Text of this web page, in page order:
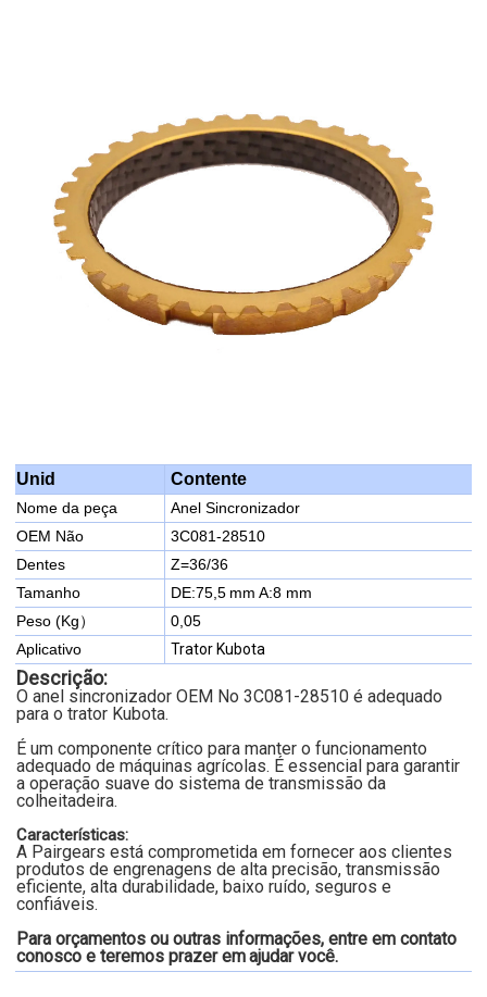
Unid Contente
Nome da peça
Anel Sincronizador
OEM Não
3C081-28510
Dentes
Z=36/36
Tamanho
DE:75,5 mm A:8 mm
Peso (Kg）
0,05
Aplicativo
Trator Kubota
Descrição:
O anel sincronizador OEM No 3C081-28510 é adequado
para o trator Kubota.
É um componente crítico para manter o funcionamento
adequado de máquinas agrícolas. É essencial para garantir
a operação suave do sistema de transmissão da
colheitadeira.
Características:
A Pairgears está comprometida em fornecer aos clientes
produtos de engrenagens de alta precisão, transmissão
eficiente, alta durabilidade, baixo ruído, seguros e
confiáveis.
Para orçamentos ou outras informações, entre em contato
conosco e teremos prazer emajudar você.